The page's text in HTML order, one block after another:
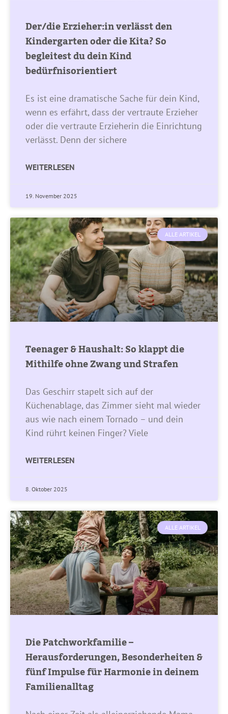
Der/die Erzieher:in verlässt den
Kindergarten oder die Kita? So
begleitest du dein Kind
bedürfnisorientiert
Es ist eine dramatische Sache für dein Kind,
wenn es erfährt, dass der vertraute Erzieher
oder die vertraute Erzieherin die Einrichtung
verlässt. Denn der sichere
WEITERLESEN
19. November 2025
ALLE ARTIKEL
Teenager & Haushalt: So klappt die
Mithilfe ohne Zwang und Strafen
Das Geschirr stapelt sich auf der
Küchenablage, das Zimmer sieht mal wieder
aus wie nach einem Tornado – und dein
Kind rührt keinen Finger? Viele
WEITERLESEN
8. Oktober 2025
ALLE ARTIKEL
Die Patchworkfamilie –
Herausforderungen, Besonderheiten &
fünf Impulse für Harmonie in deinem
Familienalltag